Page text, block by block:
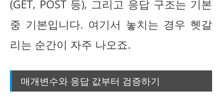
(GET, POST 등), 그리고 응답 구조는 기본
중 기본입니다. 여기서 놓치는 경우 헷갈
리는 순간이 자주 나오죠.
매개변수와 응답 값부터 검증하기